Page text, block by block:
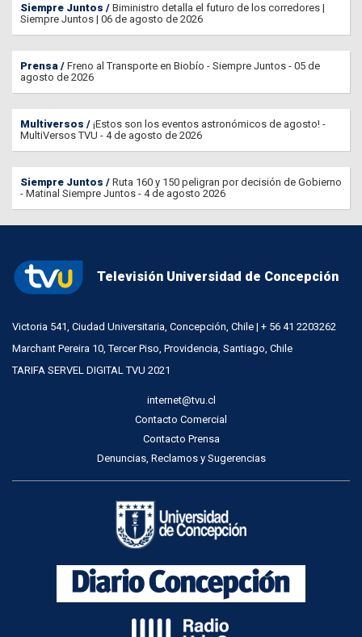
Siempre Juntos
Biministro detalla el futuro de los corredores |
Siempre Juntos | 06 de agosto de 2026
Prensa
Freno al Transporte en Biobío - Siempre Juntos - 05 de
agosto de 2026
Multiversos
¡Estos son los eventos astronómicos de agosto! -
MultiVersos TVU - 4 de agosto de 2026
Siempre Juntos
Ruta 160 y 150 peligran por decisión de Gobierno
- Matinal Siempre Juntos - 4 de agosto 2026
Televisión Universidad de Concepción
Victoria 541, Ciudad Universitaria, Concepción, Chile | + 56 41 2203262
Marchant Pereira 10, Tercer Piso, Providencia, Santiago, Chile
TARIFA SERVEL DIGITAL TVU 2021
internet@tvu.cl
Contacto Comercial
Contacto Prensa
Denuncias, Reclamos y Sugerencias